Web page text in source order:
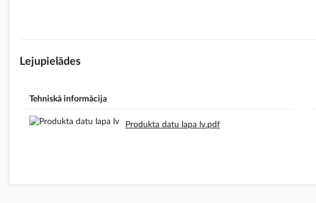
Lejupielādes
Tehniskā informācija
Produkta datu lapa lv.pdf